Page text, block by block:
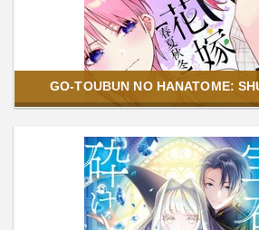
GO-TOUBUN NO HANATOME: